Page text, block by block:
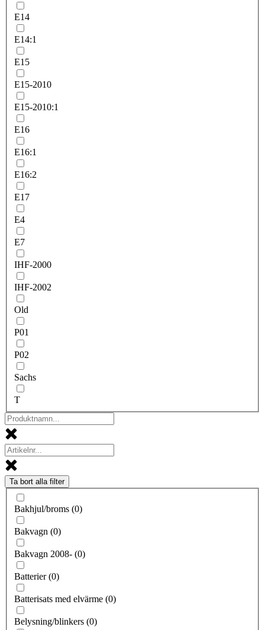
E14
E14:1
E15
E15-2010
E15-2010:1
E16
E16:1
E16:2
E17
E4
E7
IHF-2000
IHF-2002
Old
P01
P02
Sachs
T
Ta bort alla filter
Bakhjul/broms (0)
Bakvagn (0)
Bakvagn 2008- (0)
Batterier (0)
Batterisats med elvärme (0)
Belysning/blinkers (0)